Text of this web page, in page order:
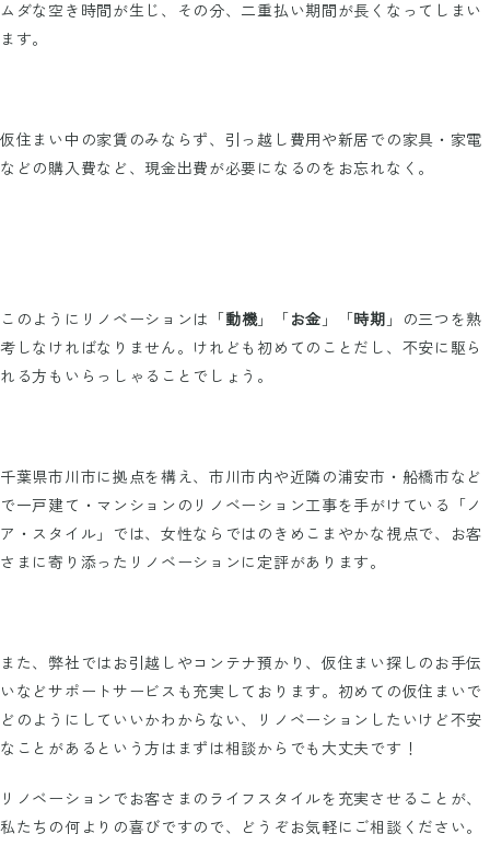
ムダな空き時間が生じ、その分、二重払い期間が長くなってしまい
ます。
仮住まい中の家賃のみならず、引っ越し費用や新居での家具・家電
などの購入費など、現金出費が必要になるのをお忘れなく。
このようにリノベーションは「動機」「お金 」「時期 」の三つを熟
考しなければなりません。けれども初めてのことだし、不安に駆ら
れる方もいらっしゃることでしょう。
千葉県市川市に拠点を構え、市川市内や近隣の浦安市・船橋市など
で一戸建て・マンションのリノベーション工事を手がけている「ノ
ア・スタイル」では、女性ならではのきめこまやかな視点で、お客
さまに寄り添ったリノベーションに定評があります。
また、弊社ではお引越しやコンテナ預かり、仮住まい探しのお手伝
いなどサポートサービスも充実しております。初めての仮住まいで
どのようにしていいかわからない、リノベーションしたいけど不安
なことがあるという方はまずは相談からでも大丈夫です！
リノベーションでお客さまのライフスタイルを充実させることが、
私たちの何よりの喜びですので、どうぞお気軽にご相談ください。